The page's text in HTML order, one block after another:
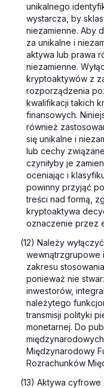
unikalnego
wystarcza, by
niezamienne. Aby
za unikalne i
aktywa lub prawa
niezamienne.
kryptoaktywów z
rozporządzenia
kwalifikacji takich
finansowych.
również
się unikalne i
lub cechy
czyniłyby je
oceniając i
powinny przyjąć
treści nad formą,
kryptoaktywa
oznaczenie przez
(12) Należy
wewnątrzgrupowe
zakresu
ponieważ nie
inwestorów,
należytego
transmisji polityki
monetarnej. Do
Międzynarodowy
Rozrachunków
(13) Aktywa